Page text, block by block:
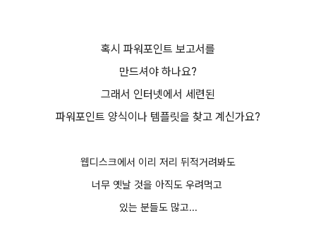
혹시 파워포인트 보고서를
만드셔야 하나요?
그래서 인터넷에서 세련된
파워포인트 양식이나 템플릿을 찾고 계신가요?
웹디스크에서 이리 저리 뒤적거려봐도
너무 옛날 것을 아직도 우려먹고
있는 분들도 많고...